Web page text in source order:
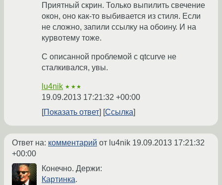
Приятный скрин. Только выпилить свечение
окон, оно как-то выбивается из стиля. Если
не сложно, запили ссылку на обоину. И на
курвотему тоже.
С описанной проблемой с qtcurve не
сталкивался, увы.
lu4nik ★★★
19.09.2013 17:21:32 +00:00
Показать ответ
Ссылка
Ответ на: комментарий от lu4nik 19.09.2013 17:21:32
+00:00
Конечно. Держи:
Картинка.